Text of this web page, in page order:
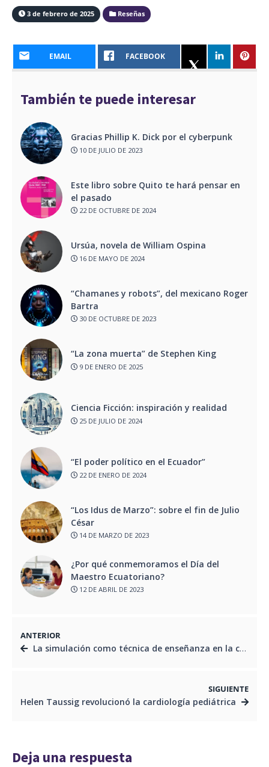
3 de febrero de 2025 Reseñas
EMAIL FACEBOOK
También te puede interesar
Gracias Phillip K. Dick por el cyberpunk
10 DE JULIO DE 2023
Este libro sobre Quito te hará pensar en
el pasado
22 DE OCTUBRE DE 2024
Ursúa, novela de William Ospina
16 DE MAYO DE 2024
“Chamanes y robots”, del mexicano Roger
Bartra
30 DE OCTUBRE DE 2023
“La zona muerta” de Stephen King
9 DE ENERO DE 2025
Ciencia Ficción: inspiración y realidad
25 DE JULIO DE 2024
“El poder político en el Ecuador”
22 DE ENERO DE 2024
“Los Idus de Marzo”: sobre el fin de Julio
César
14 DE MARZO DE 2023
¿Por qué conmemoramos el Día del
Maestro Ecuatoriano?
12 DE ABRIL DE 2023
ANTERIOR
La simulación como técnica de enseñanza en la carrera de Medicina
SIGUIENTE
Helen Taussig revolucionó la cardiología pediátrica
Deja una respuesta